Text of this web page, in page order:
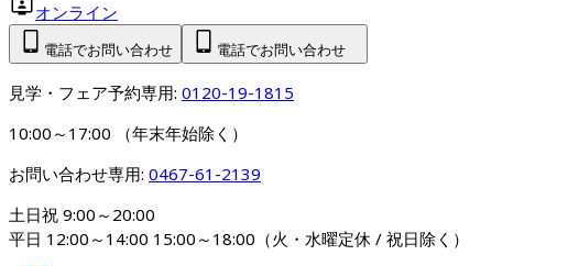
オンライン
電話でお問い合わせ 電話でお問い合わせ
見学・フェア予約専用: 0120-19-1815
10:00～17:00 （年末年始除く）
お問い合わせ専用: 0467-61-2139
土日祝 9:00～20:00
平日 12:00～14:00 15:00～18:00（火・水曜定休 / 祝日除く）